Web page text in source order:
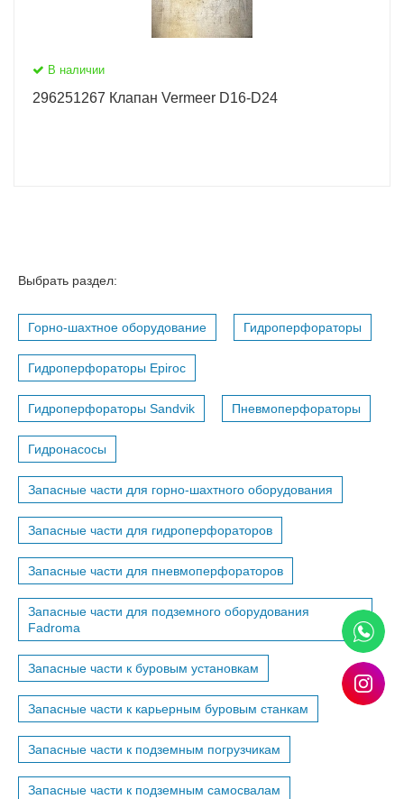
В наличии
296251267 Клапан Vermeer D16-D24
Выбрать раздел:
Горно-шахтное оборудование Гидроперфораторы
Гидроперфораторы Epiroc
Гидроперфораторы Sandvik Пневмоперфораторы
Гидронасосы
Запасные части для горно-шахтного оборудования
Запасные части для гидроперфораторов
Запасные части для пневмоперфораторов
Запасные части для подземного оборудования
Fadroma
Запасные части к буровым установкам
Запасные части к карьерным буровым станкам
Запасные части к подземным погрузчикам
Запасные части к подземным самосвалам